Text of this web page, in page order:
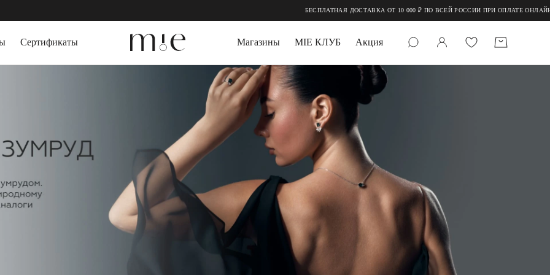
БЕСПЛАТНАЯ ДОСТАВКА ОТ 10 000 ₽ ПО ВСЕЙ РОССИИ ПРИ ОПЛАТЕ ОНЛАЙН
Серьги трансформеры
ПИРСИНГ
БРАСЛЕТЫ
ДРАГОЦЕННЫЕ КАМНИ
Выращенный изумруд
Горный Хрусталь
Агат
Цитрин
ПОДАРОЧНАЯ УПАКОВКА
Сертификаты Магазины MIE КЛУБ Акция